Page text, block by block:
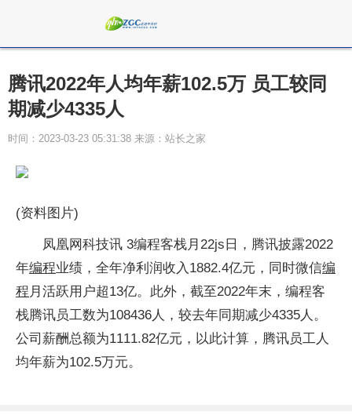
腾讯2022年人均年薪102.5万 员工较同
期减少4335人
时间：2023-03-23 05:31:38 来源：站长之家
(资料图片)
凤凰网科技讯 3编程客栈月22js日，腾讯披露2022
年编程业绩，全年净利润收入1882.4亿元，同时微信编
程 月活跃用户超13亿。此外，截至2022年末，编程客
栈腾讯员工数为108436人，较去年同期减少4335人。
公司薪酬总额为1111.82亿元，以此计算，腾讯员工人
均年薪为102.5万元。